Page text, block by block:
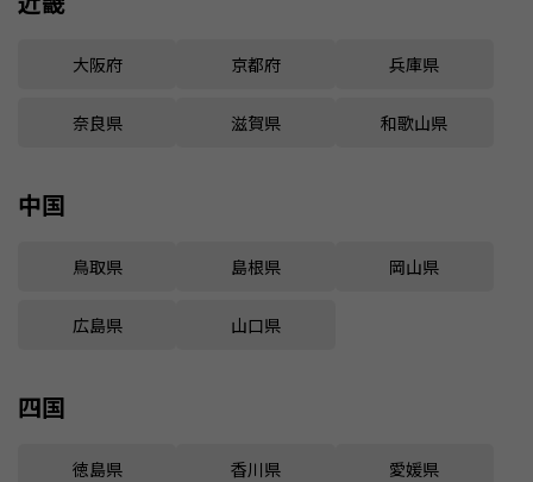
大阪府 京都府 兵庫県
奈良県 滋賀県 和歌山県
中国
鳥取県 島根県 岡山県
広島県 山口県
四国
徳島県 香川県 愛媛県